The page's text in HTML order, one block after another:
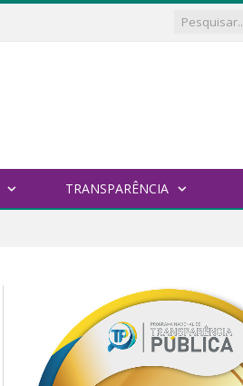
TRANSPARÊNCIA